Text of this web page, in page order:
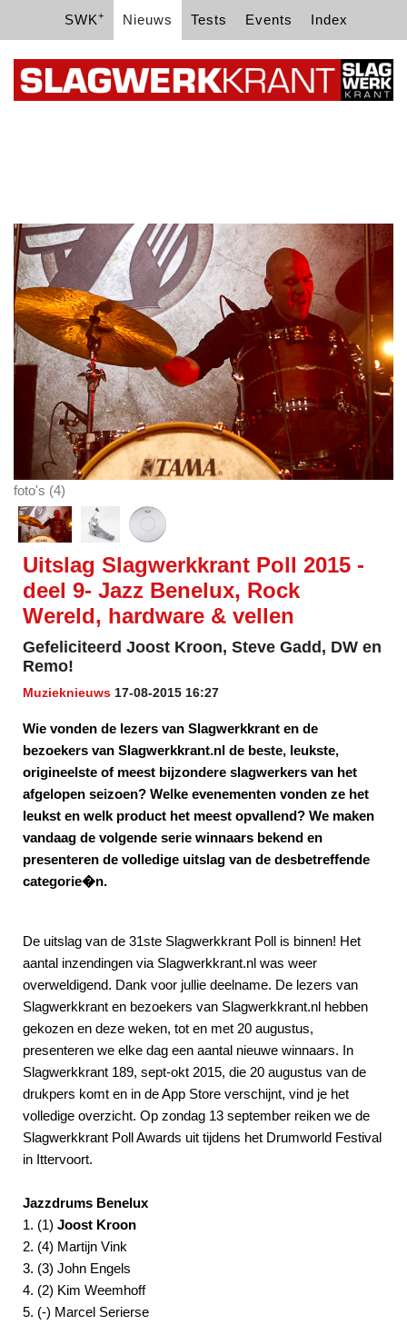
SWK+ Nieuws Tests Events Index
foto's (4)
Uitslag Slagwerkkrant Poll 2015 -
deel 9- Jazz Benelux, Rock
Wereld, hardware & vellen
Gefeliciteerd Joost Kroon, Steve Gadd, DW en
Remo!
Muzieknieuws 17-08-2015 16:27
Wie vonden de lezers van Slagwerkkrant en de
bezoekers van Slagwerkkrant.nl de beste, leukste,
origineelste of meest bijzondere slagwerkers van het
afgelopen seizoen? Welke evenementen vonden ze het
leukst en welk product het meest opvallend? We maken
vandaag de volgende serie winnaars bekend en
presenteren de volledige uitslag van de desbetreffende
categorie�n.
De uitslag van de 31ste Slagwerkkrant Poll is binnen! Het
aantal inzendingen via Slagwerkkrant.nl was weer
overweldigend. Dank voor jullie deelname. De lezers van
Slagwerkkrant en bezoekers van Slagwerkkrant.nl hebben
gekozen en deze weken, tot en met 20 augustus,
presenteren we elke dag een aantal nieuwe winnaars. In
Slagwerkkrant 189, sept-okt 2015, die 20 augustus van de
drukpers komt en in de App Store verschijnt, vind je het
volledige overzicht. Op zondag 13 september reiken we de
Slagwerkkrant Poll Awards uit tijdens het Drumworld Festival
in Ittervoort.
Jazzdrums Benelux
1. (1) Joost Kroon
2. (4) Martijn Vink
3. (3) John Engels
4. (2) Kim Weemhoff
5. (-) Marcel Serierse